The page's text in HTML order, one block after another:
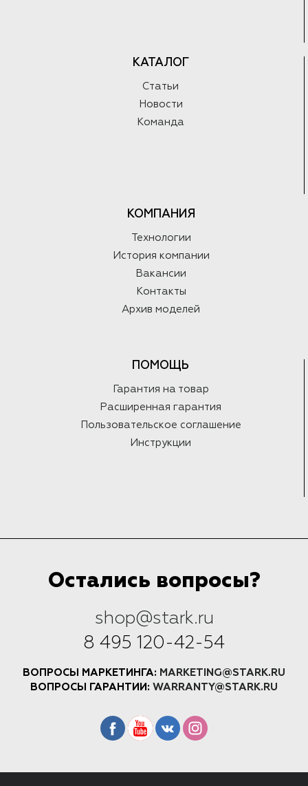
КАТАЛОГ
Статьи
Новости
Команда
КОМПАНИЯ
Технологии
История компании
Вакансии
Контакты
Архив моделей
ПОМОЩЬ
Гарантия на товар
Расширенная гарантия
Пользовательское соглашение
Инструкции
Остались вопросы?
shop@stark.ru
8 495 120-42-54
ВОПРОСЫ МАРКЕТИНГА: MARKETING@STARK.RU
ВОПРОСЫ ГАРАНТИИ: WARRANTY@STARK.RU